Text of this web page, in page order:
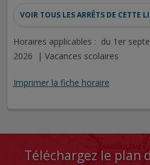
VOIR TOUS LES ARRÊTS DE CETTE
Horaires applicables : du 1er
2026 | Vacances scolaires
Imprimer la fiche horaire
Téléchargez le plan